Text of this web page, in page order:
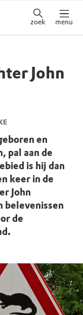
zoek menu
John
en
pal aan de
is hij dan
keer in de
John
belevenissen
de